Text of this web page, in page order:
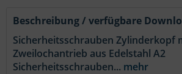
Beschreibung / verfügbare
Sicherheitsschrauben Zylinderkopf
Zweilochantrieb aus Edelstahl A2
Sicherheitsschrauben... mehr